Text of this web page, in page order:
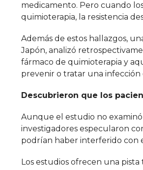
medicamento. Pero cuando
quimioterapia, la resistencia
Además de estos hallazgos,
Japón, analizó
fármaco de quimioterapia y
prevenir o tratar una infección
Descubrieron que los
Aunque el estudio no
investigadores especularon
podrían haber interferido con
Los estudios ofrecen una